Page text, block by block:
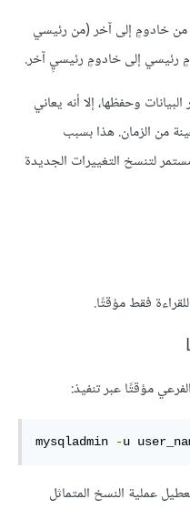
من خادومٍ إلى آخر (من رئيسي
رئيسي إلى خادومٍ رئيسيٍ آخر.
وحفظها، إلا أنه يعاني
من الزمان. هذا بسبب
لتنسخ التغييرات الجديدة
فقط مؤقتًا.
مؤقتًا عبر تنفيذ:
mysqladmin -u
عملية النسخ المتماثل